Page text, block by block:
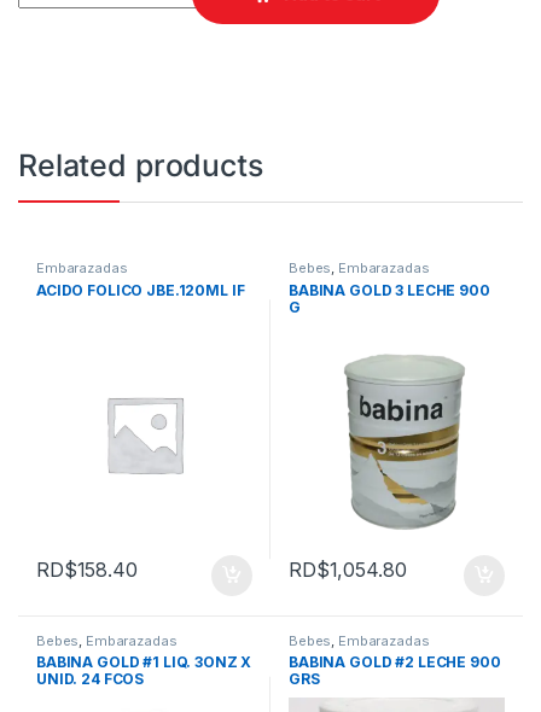
Related products
Embarazadas
ACIDO FOLICO JBE.120ML IF
RD$158.40
Bebes, Embarazadas
BABINA GOLD 3 LECHE 900
G
RD$1,054.80
Bebes Embarazadas
BABINA GOLD #1 LIQ. 3ONZ X
UNID. 24 FCOS
Bebes Embarazadas
BABINA GOLD #2 LECHE 900
GRS